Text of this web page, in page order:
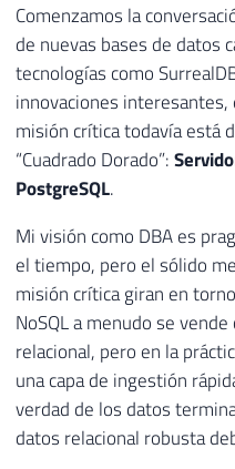
Comenzamos la
de nuevas bases de datos
tecnologías como
innovaciones
misión crítica todavía está
“Cuadrado Dorado”:
PostgreSQL.
Mi visión como DBA es
el tiempo, pero el sólido
misión crítica giran en
NoSQL a menudo se
relacional, pero en la
una capa de ingestión
verdad de los datos
datos relacional robusta